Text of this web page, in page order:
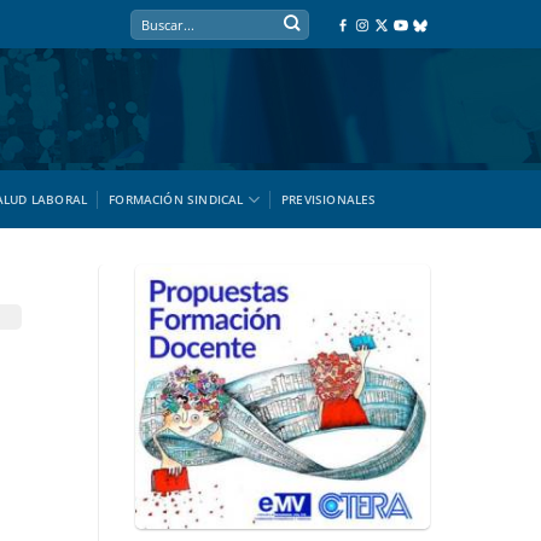
LABORAL FORMACIÓN SINDICAL PREVISIONALES